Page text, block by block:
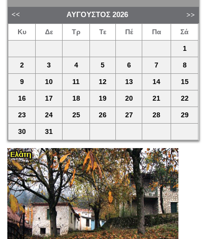
ΑΎΓΟΥΣΤΟΣ 2026
Κυ Δε Τρ Τε Πέ Πα Σά
1
2 3 4 5 6 7 8
9 10 11 12 13 14 15
16 17 18 19 20 21 22
23 24 25 26 27 28 29
30 31